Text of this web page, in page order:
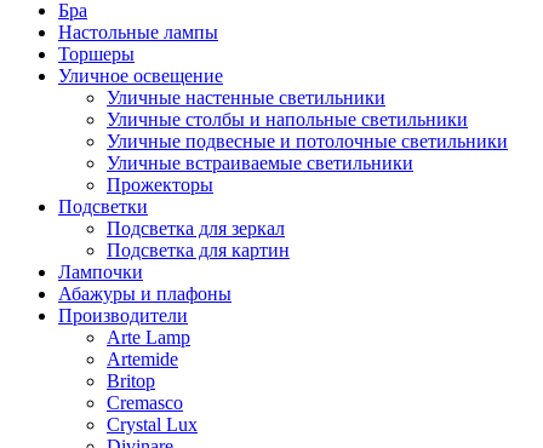
Бра
Настольные лампы
Торшеры
Уличное освещение
Уличные настенные светильники
Уличные столбы и напольные светильники
Уличные подвесные и потолочные светильники
Уличные встраиваемые светильники
Прожекторы
Подсветки
Подсветка для зеркал
Подсветка для картин
Лампочки
Абажуры и плафоны
Производители
Arte Lamp
Artemide
Britop
Cremasco
Crystal Lux